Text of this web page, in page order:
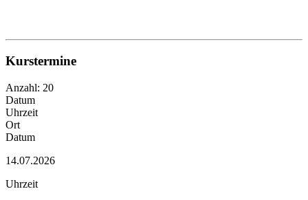
Kurstermine
Anzahl: 20
Datum
Uhrzeit
Ort
Datum
14.07.2026
Uhrzeit